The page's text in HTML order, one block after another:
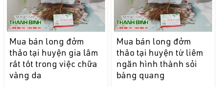
Mua bán long đởm
thảo tại huyện gia lâm
rất tốt trong việc chữa
vàng da
Mua bán long đởm
thảo tại huyện từ liêm
ngăn hình thành sỏi
bàng quang